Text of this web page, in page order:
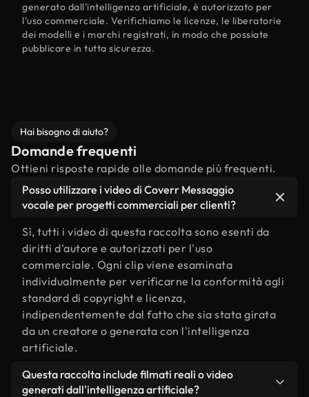
generato dall'intelligenza artificiale, è autorizzato per
l'uso commerciale. Verifichiamo le licenze, le liberatorie
dei modelli e i marchi registrati, in modo che possiate
pubblicare in tutta sicurezza.
Hai bisogno di aiuto?
Domande frequenti
Ottieni risposte rapide alle domande più frequenti.
Posso utilizzare i video di Coverr Messaggio
vocale per progetti commerciali per clienti?
Sì, tutti i video di questa raccolta sono esenti da
diritti d'autore e autorizzati per l'uso
commerciale. Ogni clip viene esaminata
individualmente per verificarne la conformità agli
standard di copyright e licenza,
indipendentemente dal fatto che sia stata girata
da un creatore o generata con l'intelligenza
artificiale.
Questa raccolta include filmati reali o video
generati dall'intelligenza artificiale?